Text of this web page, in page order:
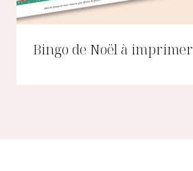
Bingo de Noël à imprimer